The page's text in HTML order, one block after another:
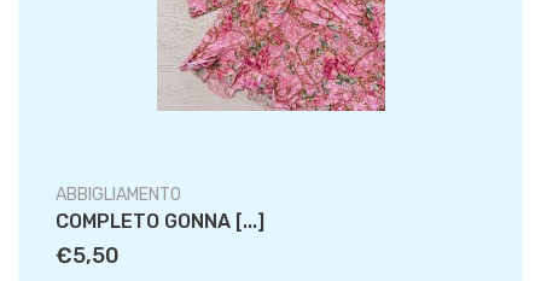
ABBIGLIAMENTO
COMPLETO GONNA [...]
€5,50